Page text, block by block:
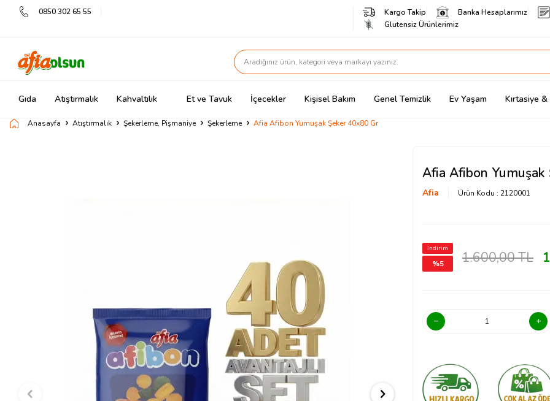
0850 302 65 55 Kargo Takip Banka Hesaplarımız
Glutensiz Ürünlerimiz
Gıda Atıştırmalık Kahvaltılık Et ve Tavuk İçecekler Kişisel Bakım Genel Temizlik Ev Yaşam Kırtasiye
Anasayfa Atıştırmalık Şekerleme, Pişmaniye Şekerleme Afia Afibon Yumuşak Şeker 40x80 Gr
Afia Afibon
Afia Ürün Kodu : 2120001
İndirim
%5 1.600,00TL